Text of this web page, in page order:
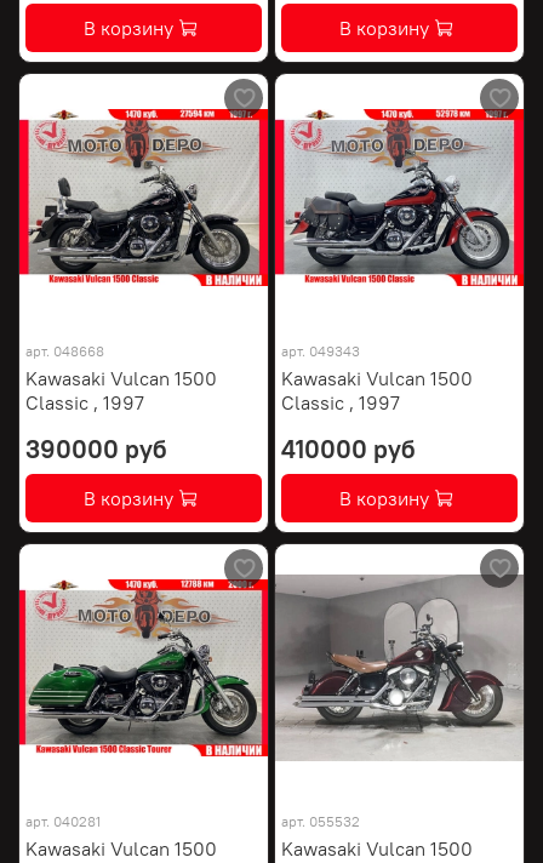
В корзину В корзину
арт. 048668
Kawasaki Vulcan 1500
Classic , 1997
390000 руб
В корзину
арт. 049343
Kawasaki Vulcan 1500
Classic , 1997
410000 руб
В корзину
арт. 040281
Kawasaki Vulcan 1500
арт. 055532
Kawasaki Vulcan 1500